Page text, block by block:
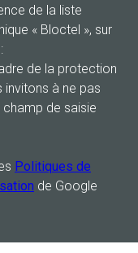
de la liste
« Bloctel », sur
de la protection
invitons à ne pas
champ de saisie
Politiques de
de Google